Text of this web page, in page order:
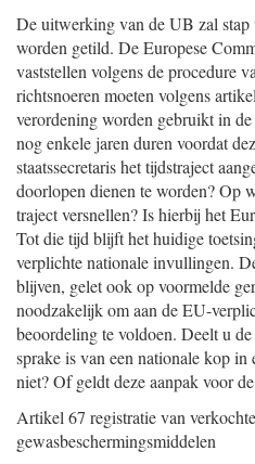
De uitwerking van de UB zal stap
worden getild. De Europese
vaststellen volgens de procedure
richtsnoeren moeten volgens
verordening worden gebruikt in
nog enkele jaren duren voordat
staatssecretaris het tijdstraject
doorlopen dienen te worden? Op
traject versnellen? Is hierbij het
Tot die tijd blijft het huidige
verplichte nationale invullingen.
blijven, gelet ook op voormelde
noodzakelijk om aan de EU-
beoordeling te voldoen. Deelt u
sprake is van een nationale kop
niet? Of geldt deze aanpak voor
Artikel 67 registratie van
gewasbeschermingsmiddelen